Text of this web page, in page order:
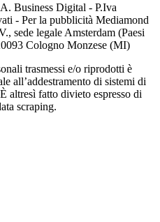
Business Digital - P.Iva
- Per la pubblicità Mediamond
sede legale Amsterdam (Paesi
Cologno Monzese (MI)
trasmessi e/o riprodotti è
all’addestramento di sistemi di
altresì fatto divieto espresso di
scraping.